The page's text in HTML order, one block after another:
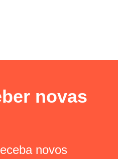
novas
novos